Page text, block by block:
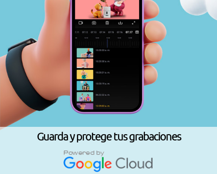
Guarda y protege tus grabaciones